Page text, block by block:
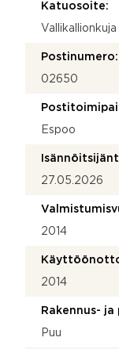
Katuosoite:
Vallikallionkuja
Postinumero:
02650
Espoo
27.05.2026
2014
2014
Rakennus-
Puu